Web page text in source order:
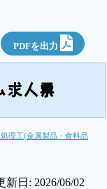
PDFを出力
求人票
理工(金属製品・食料品
新日: 2026/06/02